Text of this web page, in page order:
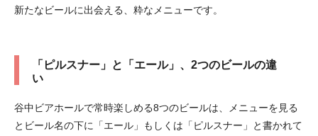
新たなビールに出会える、粋なメニューです。
「ピルスナー」と「エール」、2つのビールの違
い
谷中ビアホールで常時楽しめる8つのビールは、メニューを見る
とビール名の下に「エール」もしくは「ピルスナー」と書かれて